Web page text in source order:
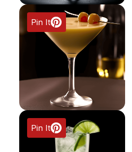
Pin It
Pin It